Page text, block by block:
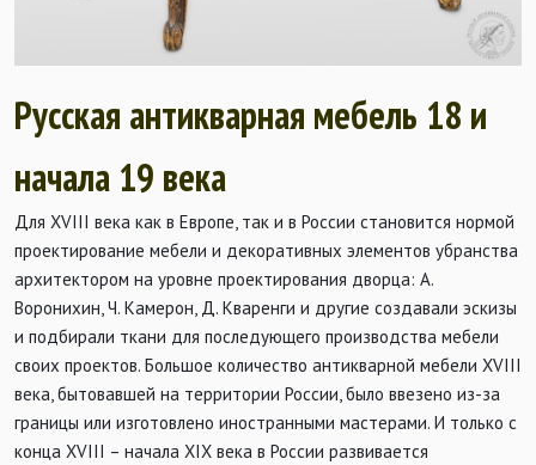
Русская антикварная мебель 18 и
начала 19 века
Для XVIII века как в Европе, так и в России становится нормой
проектирование мебели и декоративных элементов убранства
архитектором на уровне проектирования дворца: А.
Воронихин, Ч. Камерон, Д. Кваренги и другие создавали эскизы
и подбирали ткани для последующего производства мебели
своих проектов. Большое количество антикварной мебели XVIII
века, бытовавшей на территории России, было ввезено из-за
границы или изготовлено иностранными мастерами. И только с
конца XVIII – начала XIX века в России развивается